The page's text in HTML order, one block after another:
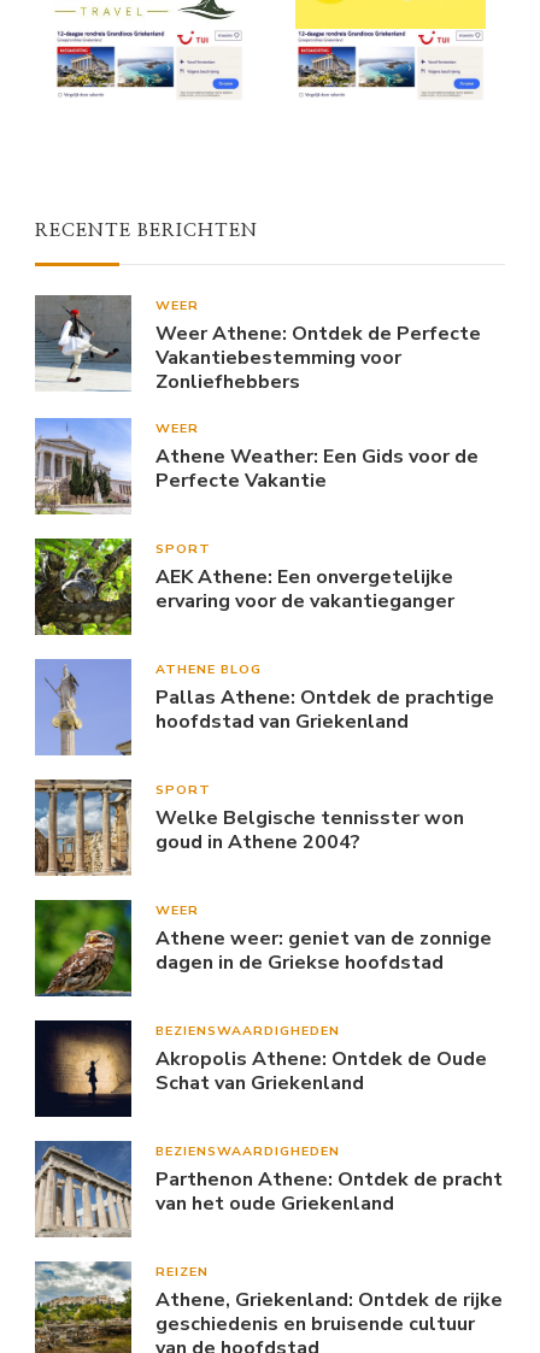
RECENTE BERICHTEN
WEER
Weer Athene: Ontdek de Perfecte
Vakantiebestemming voor
Zonliefhebbers
WEER
Athene Weather: Een Gids voor de
Perfecte Vakantie
SPORT
AEK Athene: Een onvergetelijke
ervaring voor de vakantieganger
ATHENE BLOG
Pallas Athene: Ontdek de prachtige
hoofdstad van Griekenland
SPORT
Welke Belgische tennisster won
goud in Athene 2004?
WEER
Athene weer: geniet van de zonnige
dagen in de Griekse hoofdstad
BEZIENSWAARDIGHEDEN
Akropolis Athene: Ontdek de Oude
Schat van Griekenland
BEZIENSWAARDIGHEDEN
Parthenon Athene: Ontdek de pracht
van het oude Griekenland
REIZEN
Athene, Griekenland: Ontdek de rijke
geschiedenis en bruisende cultuur